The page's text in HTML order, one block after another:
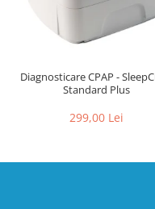
Diagnosticare CPAP -
Standard Plus
299,00 Lei